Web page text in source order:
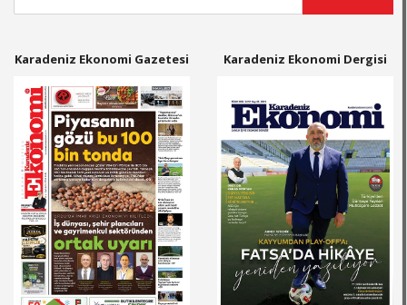
Karadeniz Ekonomi Gazetesi Karadeniz Ekonomi Dergisi